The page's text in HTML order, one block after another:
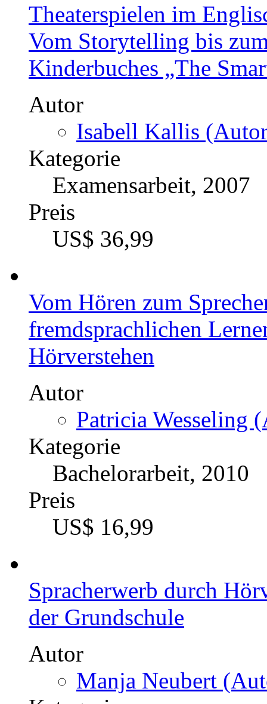
Theaterspielen im
Vom Storytelling bis
Kinderbuches „The
Autor
Isabell Kallis
Kategorie
Examensarbeit, 2007
Preis
US$ 36,99
Vom Hören zum
fremdsprachlichen
Hörverstehen
Autor
Patricia Wesseling
Kategorie
Bachelorarbeit, 2010
Preis
US$ 16,99
Spracherwerb durch
der Grundschule
Autor
Manja Neubert